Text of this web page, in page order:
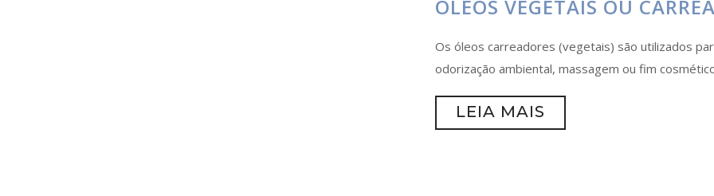
ÓLEOS VEGETAIS OU
Os óleos carreadores (vegetais) são utilizados
odorização ambiental, massagem ou fim
LEIA MAIS